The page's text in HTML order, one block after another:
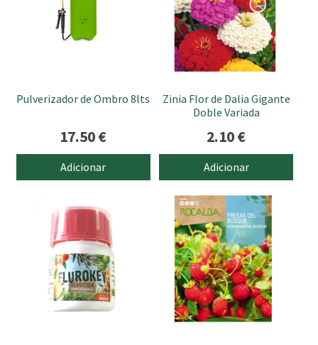
Pulverizador de Ombro 8lts
17.50€
Adicionar
Zinia Flor de Dalia Gigante
Doble Variada
2.10€
Adicionar